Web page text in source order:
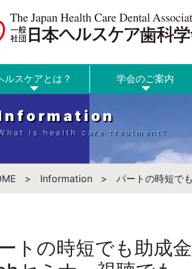
ルスケアとは？ 学会のご案内
is health care treatment?
Information パートの時短で
トの時短でも助成